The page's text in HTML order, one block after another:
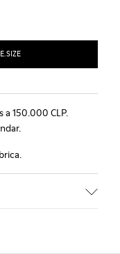
150.000 CLP.